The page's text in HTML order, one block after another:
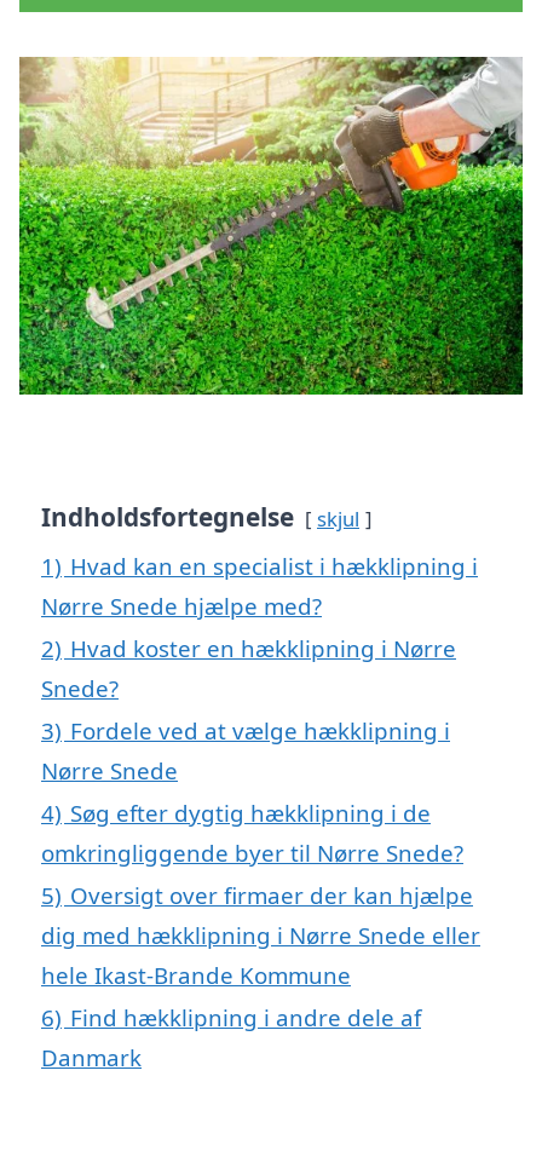
Indholdsfortegnelse skjul
1) Hvad kan en specialist i hækklipning i
Nørre Snede hjælpe med?
2) Hvad koster en hækklipning i Nørre
Snede?
3) Fordele ved at vælge hækklipning i
Nørre Snede
4) Søg efter dygtig hækklipning i de
omkringliggende byer til Nørre Snede?
5) Oversigt over firmaer der kan hjælpe
dig med hækklipning i Nørre Snede eller
hele Ikast-Brande Kommune
6) Find hækklipning i andre dele af
Danmark